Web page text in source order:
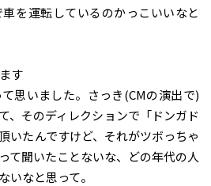
を運転しているのかっこいいなと
す
思いました。さっき(CMの演出で)
、そのディレクションで「ドンガド
いたんですけど、それがツボっちゃ
て聞いたことないな、どの年代の人
いなと思って。